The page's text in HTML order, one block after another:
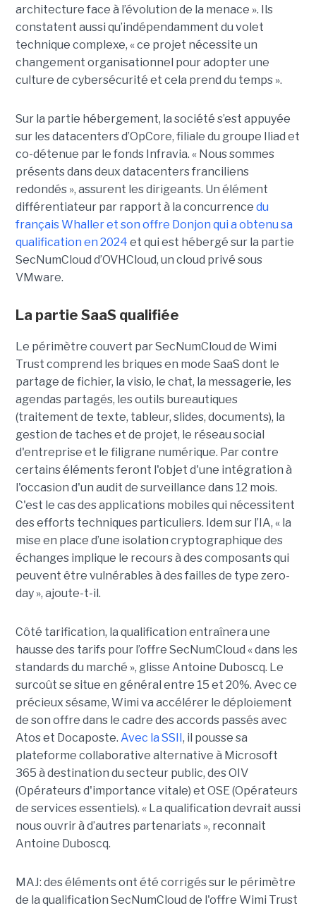
architecture face à l’évolution de la menace ». Ils
constatent aussi qu’indépendamment du volet
technique complexe, « ce projet nécessite un
changement organisationnel pour adopter une
culture de cybersécurité et cela prend du temps ».
Sur la partie hébergement, la société s’est appuyée
sur les datacenters d’OpCore, filiale du groupe Iliad et
co-détenue par le fonds Infravia. « Nous sommes
présents dans deux datacenters franciliens
redondés », assurent les dirigeants. Un élément
différentiateur par rapport à la concurrence du
français Whaller et son offre Donjon qui a obtenu sa
qualification en 2024 et qui est hébergé sur la partie
SecNumCloud d’OVHCloud, un cloud privé sous
VMware.
La partie SaaS qualifiée
Le périmètre couvert par SecNumCloud de Wimi
Trust comprend les briques en mode SaaS dont le
partage de fichier, la visio, le chat, la messagerie, les
agendas partagés, les outils bureautiques
(traitement de texte, tableur, slides, documents), la
gestion de taches et de projet, le réseau social
d'entreprise et le filigrane numérique. Par contre
certains éléments feront l'objet d'une intégration à
l'occasion d'un audit de surveillance dans 12 mois.
C'est le cas des applications mobiles qui nécessitent
des efforts techniques particuliers. Idem sur l’IA, « la
mise en place d’une isolation cryptographique des
échanges implique le recours à des composants qui
peuvent être vulnérables à des failles de type zero-
day », ajoute-t-il.
Côté tarification, la qualification entraînera une
hausse des tarifs pour l’offre SecNumCloud « dans les
standards du marché », glisse Antoine Duboscq. Le
surcoût se situe en général entre 15 et 20%. Avec ce
précieux sésame, Wimi va accélérer le déploiement
de son offre dans le cadre des accords passés avec
Atos et Docaposte. Avec la SSII , il pousse sa
plateforme collaborative alternative à Microsoft
365 à destination du secteur public, des OIV
(Opérateurs d'importance vitale) et OSE (Opérateurs
de services essentiels). « La qualification devrait aussi
nous ouvrir à d’autres partenariats », reconnait
Antoine Duboscq.
MAJ: des éléments ont été corrigés sur le périmètre
de la qualification SecNumCloud de l'offre Wimi Trust